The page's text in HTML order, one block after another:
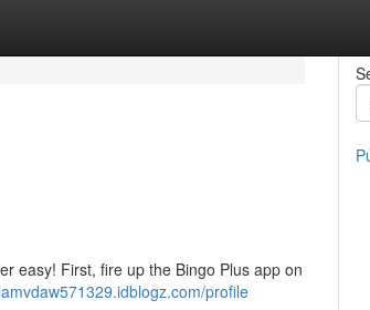
easy! First, fire up the Bingo Plus app on
profile